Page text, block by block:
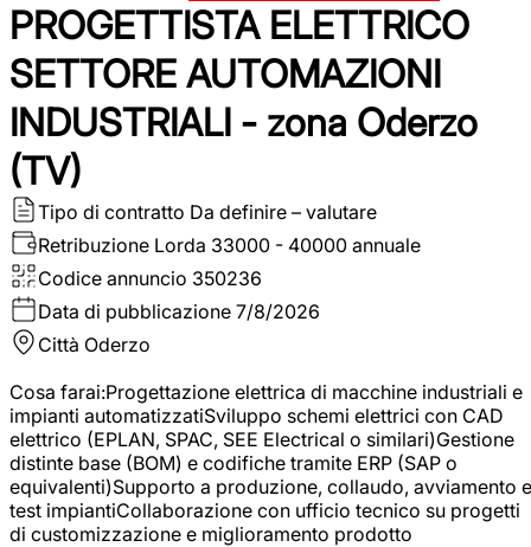
PROGETTISTA ELETTRICO
SETTORE AUTOMAZIONI
INDUSTRIALI - zona Oderzo
(TV)
Tipo di contratto Da definire – valutare
Retribuzione Lorda 33000 - 40000 annuale
Codice annuncio 350236
Data di pubblicazione 7/8/2026
Città Oderzo
Cosa farai:Progettazione elettrica di macchine industriali e
impianti automatizzatiSviluppo schemi elettrici con CAD
elettrico (EPLAN, SPAC, SEE Electrical o similari)Gestione
distinte base (BOM) e codifiche tramite ERP (SAP o
equivalenti)Supporto a produzione, collaudo, avviamento e
test impiantiCollaborazione con ufficio tecnico su progetti
di customizzazione e miglioramento prodotto